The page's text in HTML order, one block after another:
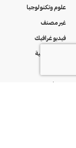
علوم وتكنولوجيا
غير مصنف
فيديو غرافيك
معالم عراقية
منوعات